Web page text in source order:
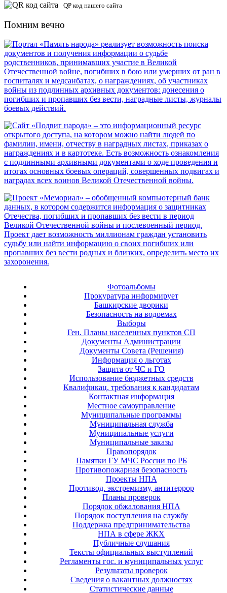
QP код нашего сайта
Помним вечно
Фотоальбомы
Прокуратура информирует
Башкирские дворики
Безопасность на водоемах
Выборы
Ген. Планы населенных пунктов СП
Документы Администрации
Документы Совета (Решения)
Информация о льготах
Защита от ЧС и ГО
Использование бюджетных средств
Квалификац. требования к кандидатам
Контактная информация
Местное самоуправление
Муниципальные программы
Муниципальная служба
Муниципальные услуги
Муниципальные заказы
Правопорядок
Памятки ГУ МЧС России по РБ
Противопожарная безопасность
Проекты НПА
Противод. экстремизму, антитеррор
Планы проверок
Порядок обжалования НПА
Порядок поступления на службу
Поддержка предпринимательства
НПА в сфере ЖКХ
Публичные слушания
Тексты официальных выступлений
Регламенты гос. и муниципальных услуг
Результаты проверок
Сведения о вакантных должностях
Статистические данные